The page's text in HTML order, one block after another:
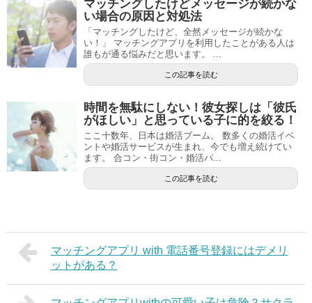
マッチングしたけどメッセージが続かな
い場合の原因と対処法
「マッチングしたけど、全然メッセージが続かな
い！」 マッチングアプリを利用したことがある人は
誰もが通る悩みだと思います。 ...
この記事を読む
時間を無駄にしない！彼女探しは「彼氏
がほしい」と思っている子に的を絞る！
ここ十数年、日本は婚活ブーム。 数多くの婚活イベ
ントや婚活サービスが生まれ、今でも増え続けてい
ます。 合コン・街コン・婚活パ...
この記事を読む
マッチングアプリ with 電話番号登録にはデメリ
ットがある？